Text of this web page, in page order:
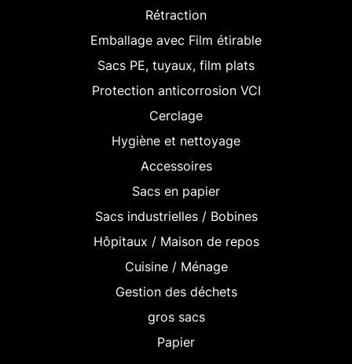
Rétraction
Emballage avec Film étirable
Sacs PE, tuyaux, film plats
Protection anticorrosion VCI
Cerclage
Hygiène et nettoyage
Accessoires
Sacs en papier
Sacs industrielles / Bobines
Hôpitaux / Maison de repos
Cuisine / Ménage
Gestion des déchets
gros sacs
Papier